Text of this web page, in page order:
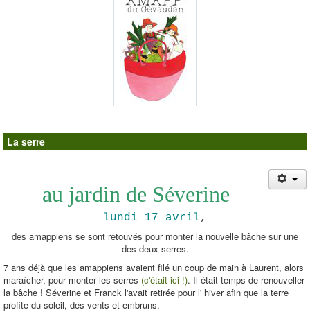
La serre
au jardin de Séverine
lundi 17 avril,
des amappiens se sont retouvés pour monter la nouvelle bâche sur une
des deux serres.
7 ans déjà que les amappiens avaient filé un coup de main à Laurent, alors
maraîcher, pour monter les serres (c'était ici !). Il était temps de renouveller
la bâche ! Séverine et Franck l'avait retirée pour l' hiver afin que la terre
profite du soleil, des vents et embruns.